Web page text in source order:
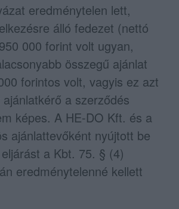
eredménytelen lett,
álló fedezet (nettó
000 forint volt ugyan,
összegű ajánlat
forintos volt, vagyis ez azt
a szerződés
képes. A HE-DO Kft. és a
ajánlattevőként nyújtott be
a Kbt. 75. § (4)
eredménytelenné kellett